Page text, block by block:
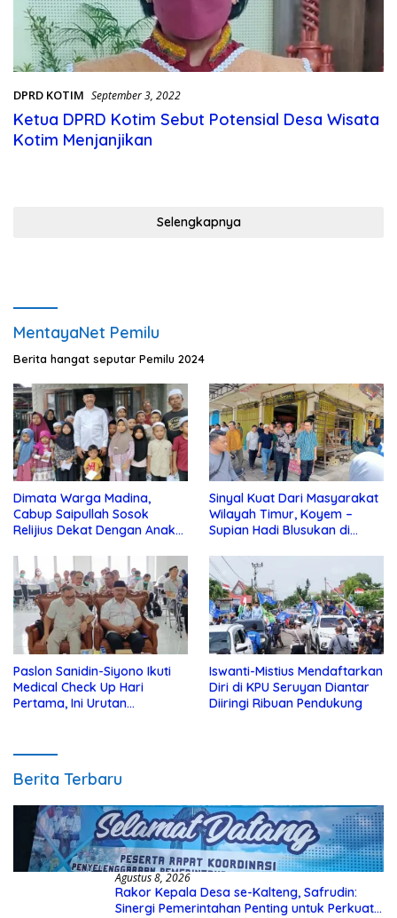
DPRD KOTIM September 3, 2022
Ketua DPRD Kotim Sebut Potensial Desa Wisata
Kotim Menjanjikan
Selengkapnya
MentayaNet Pemilu
Berita hangat seputar Pemilu 2024
Dimata Warga Madina,
Cabup Saipullah Sosok
Relijius Dekat Dengan Anak
Sinyal Kuat Dari Masyarakat
Wilayah Timur, Koyem –
Supian Hadi Blusukan di
Paslon Sanidin-Siyono Ikuti
Medical Check Up Hari
Pertama, Ini Urutan
Iswanti-Mistius Mendaftarkan
Diri di KPU Seruyan Diantar
Diiringi Ribuan Pendukung
Berita Terbaru
Agustus 8, 2026
Rakor Kepala Desa se-Kalteng, Safrudin:
Sinergi Pemerintahan Penting untuk Perkuat